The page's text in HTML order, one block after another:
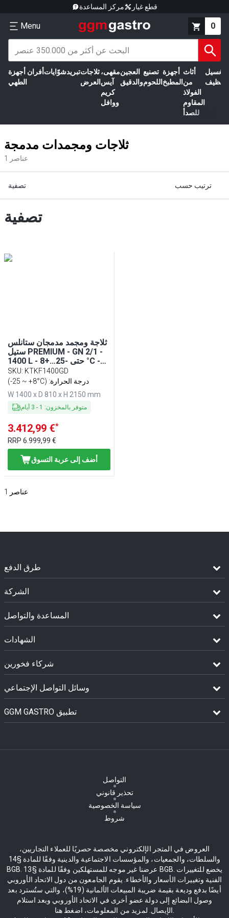
مركز المساعدة قطع غيار
Menu 0
أجهزة
الطهي
أفران شوّاياتتبريدثلاجات
العرض
مقهى،
آيس
كريم
ووافل
العجين
والدقيق
تصنيع
اللحوم
أجهزة
المطبخ
أثاث
من
الفولاذ
المقاوم
للصدأ
الغسيل
ثلاجات ومجمدات مدمجة
1 عناصر
تصفية ترتيب حسب
تصفية
ثلاجة ومجمد مدمجان ستانلس
ستيل PREMIUM - GN 2/1 -
1400 L - حتى -25…+8 °C -
مع بابان - تبريد هوائي، إضاءة
داخلية، إزالة جليد أوتوماتيكية -
SKU: KTKF1400GD
(-25 ~ +8°C) :درجة الحرارة
W 1400 x D 810 x H 2150 mm
متوفر بالمخزون:
1
-
3 أيام
3.412,99 €*
RRP 6.999,99 €
أضف إلى عربة التسوق
1 عناصر
طرق الدفع
الشركة
المساعدة والتواصل
الشهادات
شركاء فخورين
وسائل التواصل الإجتماعي
GGM GASTRO تطبيق
التواصل
تحذير قانوني
سياسة الخصوصية
شروط
العروض في المتجر الإلكتروني مخصصة حصريًا للعملاء التجاريين،
والسلطات، والجمعيات، والمؤسسات الاجتماعية والدينية وفقًا للمادة §14
BGB. عرضنا غير موجه للمستهلكين وفقًا للمادة §13 BGB. يخضع للتغييرات
الفنية وتغييرات الأسعار والأخطاء. يقوم الجامعون من دول الاتحاد الأوروبي
أيضًا بدفع وديعة بقيمة ضريبة المبيعات الألمانية (19%)، والتي ستُسترد بعد
وصول البضائع إلى دولة عضو أخرى في الاتحاد الأوروبي وبعد استلام